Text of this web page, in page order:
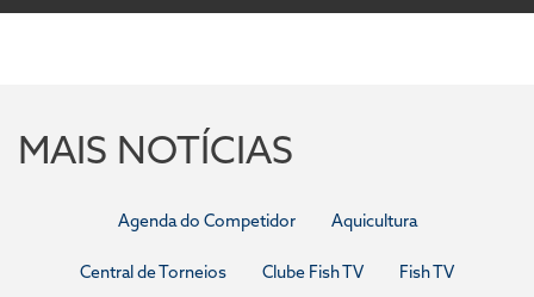
MAIS NOTÍCIAS
Agenda do Competidor Aquicultura
Central de Torneios Clube Fish TV Fish TV